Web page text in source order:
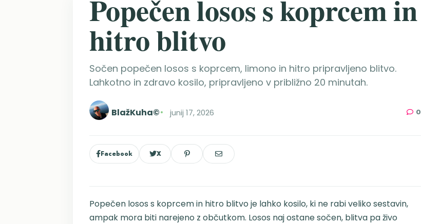
Popečen losos s koprcem in
hitro blitvo
Sočen popečen losos s koprcem, limono in hitro pripravljeno blitvo.
Lahkotno in zdravo kosilo, pripravljeno v približno 20 minutah.
BlažKuha© junij 17, 2026 0
Facebook X
Popečen losos s koprcem in hitro blitvo je lahko kosilo, ki ne rabi veliko sestavin,
ampak mora biti narejeno z občutkom. Losos naj ostane sočen, blitva pa živo